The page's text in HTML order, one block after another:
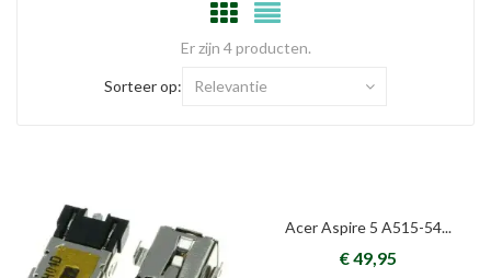
Er zijn 4 producten.
Sorteer op: Relevantie
Acer Aspire 5 A515-54...
€ 49,95